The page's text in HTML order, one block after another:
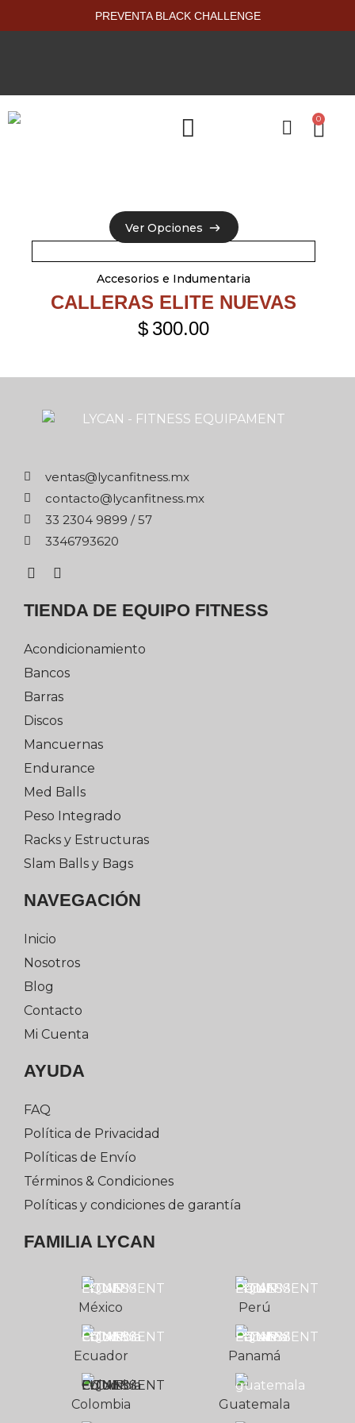
PREVENTA BLACK CHALLENGE
0
Ver Opciones
Ver Opciones
Accesorios e Indumentaria
CALLERAS ELITE NUEVAS
$ 300.00
xm.ssentifnacyl@satnev
xm.ssentifnacyl@otcatnoc
75 / 9989 4032 33
0263976433
TIENDA DE EQUIPO FITNESS
Acondicionamiento
Bancos
Barras
Discos
Mancuernas
Endurance
Med Balls
Peso Integrado
Racks y Estructuras
Slam Balls y Bags
NAVEGACIÓN
Inicio
Nosotros
Blog
Contacto
Mi Cuenta
AYUDA
FAQ
Política de Privacidad
Políticas de Envío
Términos & Condiciones
Políticas y condiciones de garantía
FAMILIA LYCAN
México
Ecuador
Colombia
Perú
Panamá
Guatemala